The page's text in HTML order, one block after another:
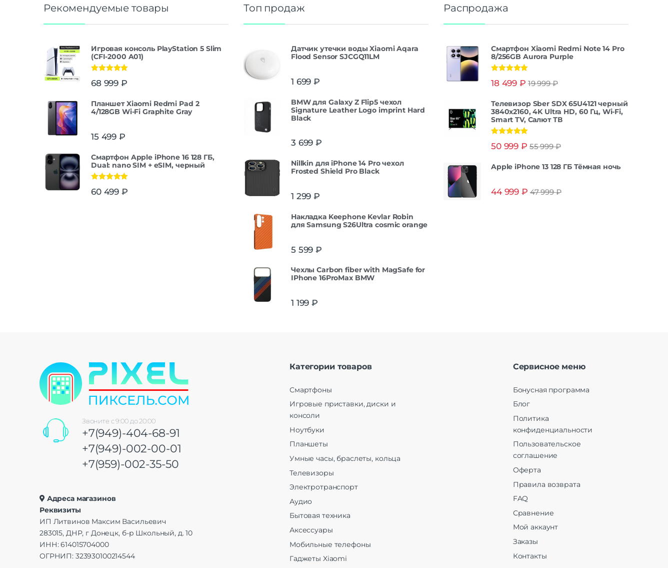
Рекомендуемые товары
Игровая консоль PlayStation 5 Slim
(CFI-2000 A01)
из 5
68 999 ₽
Планшет Xiaomi Redmi Pad 2
4/128GB Wi-Fi Graphite Gray
15 499 ₽
Смартфон Apple iPhone 16 128 ГБ,
Dual: nano SIM + eSIM, черный
из 5
60 499 ₽
Топ продаж
Датчик утечки воды Xiaomi Aqara
Flood Sensor SJCGQ11LM
1 699 ₽
BMW для Galaxy Z Flip5 чехол
Signature Leather Logo imprint Hard
Black
3 699 ₽
Nillkin для iPhone 14 Pro чехол
Frosted Shield Pro Black
1 299 ₽
Накладка Keephone Kevlar Robin
для Samsung S26Ultra cosmic orange
5 599 ₽
Чехлы Carbon fiber with MagSafe for
IPhone 16ProMax BMW
1 199 ₽
Распродажа
Смартфон Xiaomi Redmi Note 14 Pro
8/256GB Aurora Purple
из 5
18 499 ₽ 19 999₽
Телевизор Sber SDX 65U4121 черный
3840x2160, 4K Ultra HD, 60 Гц, Wi-Fi,
Smart TV, Салют ТВ
из 5
50 999 ₽ 55 999₽
Apple iPhone 13 128 ГБ Тёмная ночь
44 999 ₽ 47 999₽
Звоните с 9:00 до 20:00
+7(949)-404-68-91
+7(949)-002-00-01
+7(959)-002-35-50
Адреса магазинов
Реквизиты
ИП Литвинов Максим Васильевич
283015, ДНР, г Донецк, б-р Школьный, д. 10
ИНН: 614015704000
ОГРНИП: 323930100214544
Категории товаров
Смартфоны
Игровые приставки, диски и
консоли
Ноутбуки
Планшеты
Умные часы, браслеты, кольца
Телевизоры
Электротранспорт
Аудио
Бытовая техника
Аксессуары
Мобильные телефоны
Гаджеты Xiaomi
Сервисное меню
Бонусная программа
Блог
Политика
конфиденциальности
Пользовательское
соглашение
Оферта
Правила возврата
FAQ
Сравнение
Мой аккаунт
Заказы
Контакты